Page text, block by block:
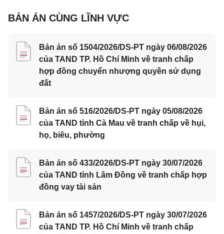
BẢN ÁN CÙNG LĨNH VỰC
Bản án số 1504/2026/DS-PT ngày 06/08/2026
của TAND TP. Hồ Chí Minh về tranh chấp
hợp đồng chuyển nhượng quyền sử dụng
đất
Bản án số 516/2026/DS-PT ngày 05/08/2026
của TAND tỉnh Cà Mau về tranh chấp về hụi,
họ, biêu, phường
Bản án số 433/2026/DS-PT ngày 30/07/2026
của TAND tỉnh Lâm Đồng về tranh chấp hợp
đồng vay tài sản
Bản án số 1457/2026/DS-PT ngày 30/07/2026
của TAND TP. Hồ Chí Minh về tranh chấp